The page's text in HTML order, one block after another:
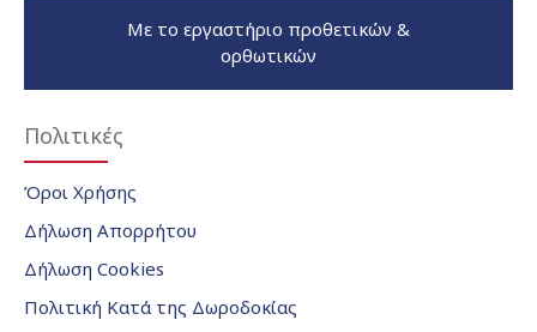
Με το εργαστήριο προθετικών &
ορθωτικών
Πολιτικές
Όροι Χρήσης
Δήλωση Απορρήτου
Δήλωση Cookies
Πολιτική Κατά της Δωροδοκίας